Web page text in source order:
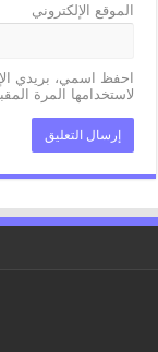
الموقع الإلكتروني
احفظ اسمي، بريدي
لاستخدامها المرة